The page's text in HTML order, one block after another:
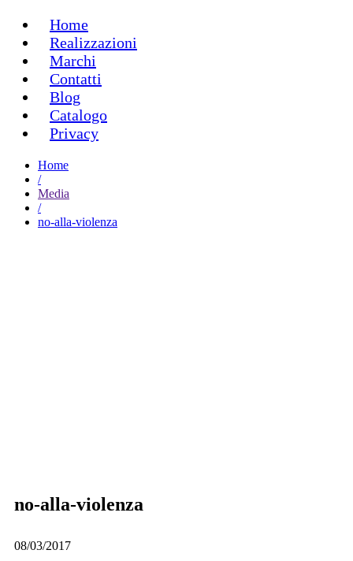
Home
Realizzazioni
Marchi
Contatti
Blog
Catalogo
Privacy
Home
/
Media
/
no-alla-violenza
no-alla-violenza
08/03/2017